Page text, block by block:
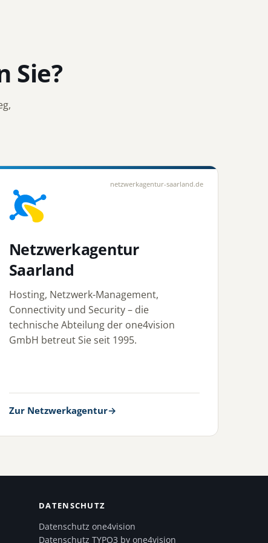
Sie?
netzwerkagentur-saarland.de
Netzwerkagentur
Saarland
Hosting, Netzwerk-Management,
Connectivity und Security – die
technische Abteilung der one4vision
GmbH betreut Sie seit 1995.
Zur Netzwerkagentur→
DATENSCHUTZ
Datenschutz one4vision
Datenschutz TYPO3 by one4vision